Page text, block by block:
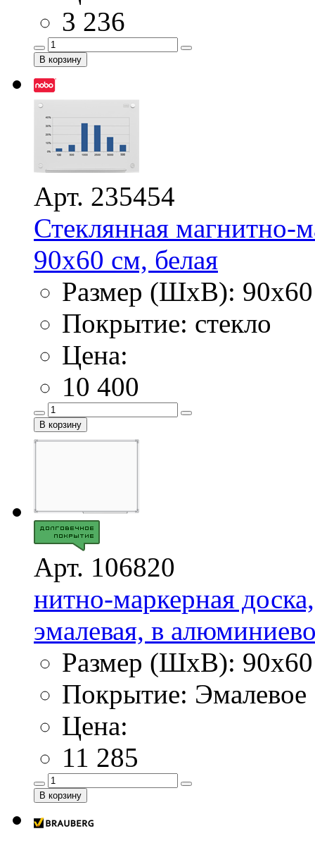
3 236
Арт. 235454
Стеклянная магнитно-
90х60 см, белая
Размер (ШхВ):
Покрытие: стекло
Цена:
10 400
Арт. 106820
нитно-маркерная
эмалевая, в
Размер (ШхВ):
Покрытие: Эмалевое
Цена:
11 285